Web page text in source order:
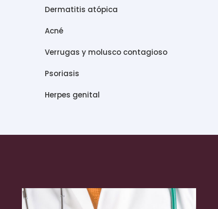
Dermatitis atópica
Acné
Verrugas y molusco contagioso
Psoriasis
Herpes genital